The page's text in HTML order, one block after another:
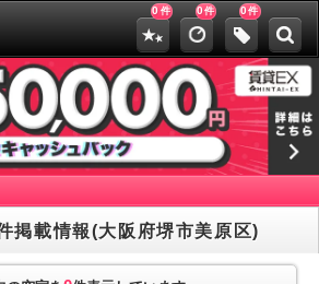
0 件 0件 0件
掲載情報(大阪府堺市美原区)